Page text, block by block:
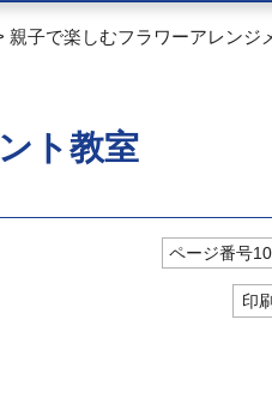
親子で楽しむフラワーアレンジ
ト教室
ページ番号
印刷